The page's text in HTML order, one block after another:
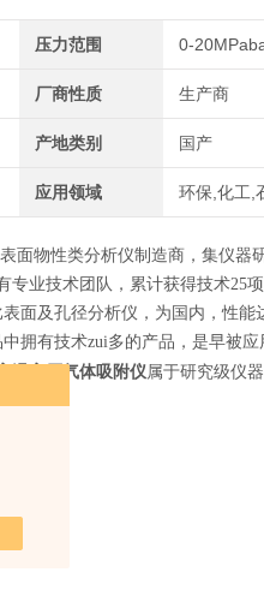
压力范围 0-
厂商性质 生产商
产地类别 国产
应用领域 环保,化工,
面物性类分析仪制造商，集仪器
专业技术团队，累计获得技术25
面及孔径分析仪， 为国内，性能
拥有技术zui多的产品，是早被
温高压气体吸附仪属于研究级仪
可选。